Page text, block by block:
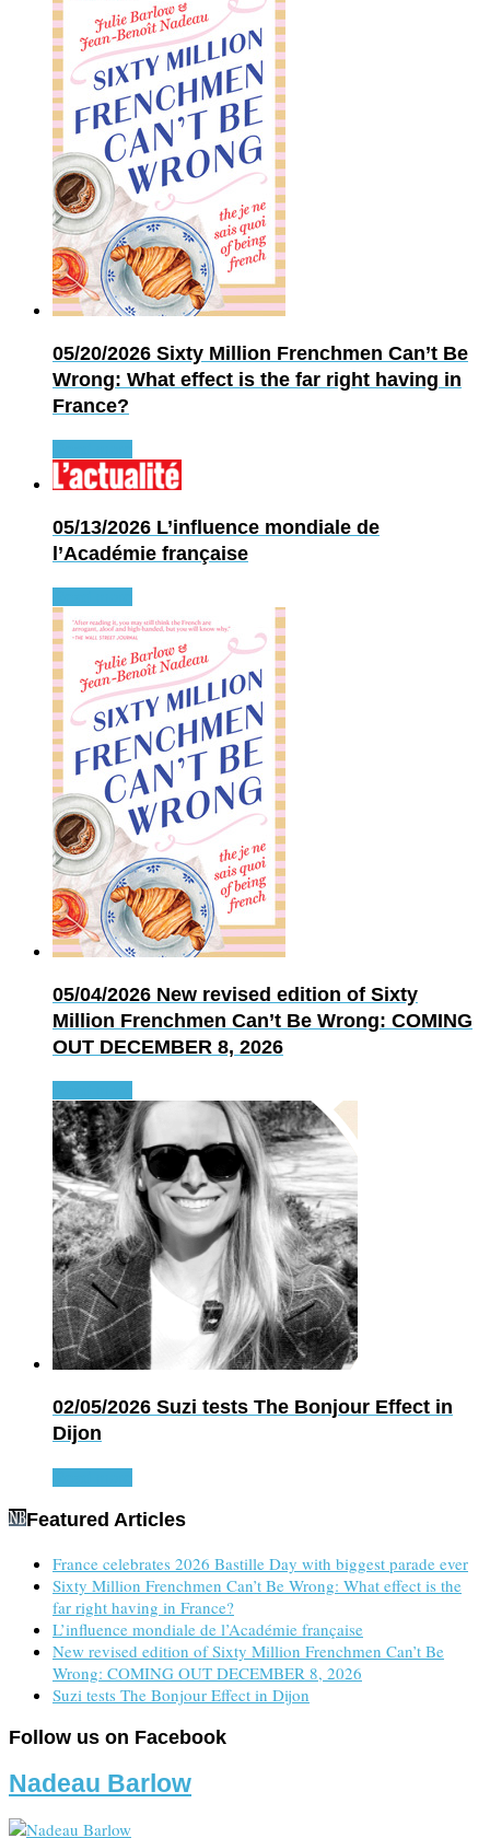
05/20/2026 Sixty Million Frenchmen Can’t Be
Wrong: What effect is the far right having in
France?
05/13/2026 L’influence mondiale de
l’Académie française
05/04/2026 New revised edition of Sixty
Million Frenchmen Can’t Be Wrong: COMING
OUT DECEMBER 8, 2026
02/05/2026 Suzi tests The Bonjour Effect in
Dijon
Featured Articles
France celebrates 2026 Bastille Day with biggest parade ever
Sixty Million Frenchmen Can’t Be Wrong: What effect is the
far right having in France?
L’influence mondiale de l’Académie française
New revised edition of Sixty Million Frenchmen Can’t Be
Wrong: COMING OUT DECEMBER 8, 2026
Suzi tests The Bonjour Effect in Dijon
Follow us on Facebook
Nadeau Barlow